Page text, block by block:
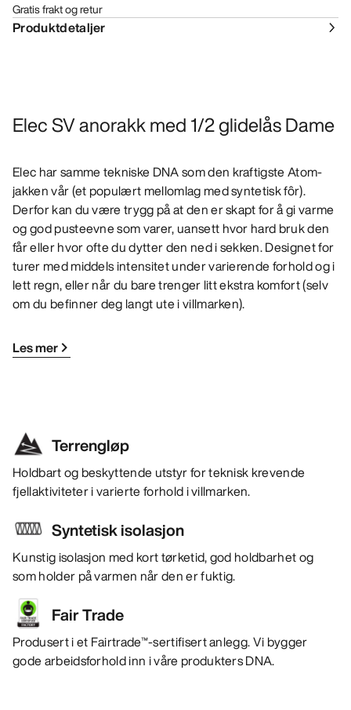
Gratis frakt og retur
Produktdetaljer
Elec SV anorakk med 1/2 glidelås Dame
Elec har samme tekniske DNA som den kraftigste Atom-
jakken vår (et populært mellomlag med syntetisk fôr).
Derfor kan du være trygg på at den er skapt for å gi varme
og god pusteevne som varer, uansett hvor hard bruk den
får eller hvor ofte du dytter den ned i sekken. Designet for
turer med middels intensitet under varierende forhold og i
lett regn, eller når du bare trenger litt ekstra komfort (selv
om du befinner deg langt ute i villmarken).
Les mer
Terrengløp
Holdbart og beskyttende utstyr for teknisk krevende
fjellaktiviteter i varierte forhold i villmarken.
Syntetisk isolasjon
Kunstig isolasjon med kort tørketid, god holdbarhet og
som holder på varmen når den er fuktig.
Fair Trade
Produsert i et Fairtrade™-sertifisert anlegg. Vi bygger
gode arbeidsforhold inn i våre produkters DNA.